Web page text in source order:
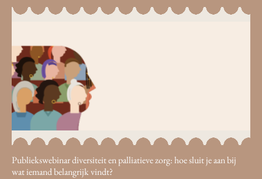
Publiekswebinar diversiteit en palliatieve zorg: hoe sluit je aan bij
wat iemand belangrijk vindt?